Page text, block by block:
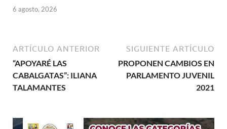
6 agosto, 2026
ARTÍCULO ANTERIOR
“APOYARÉ LAS
CABALGATAS”: ILIANA
TALAMANTES
SIGUIENTE ARTÍCULO
PROPONEN CAMBIOS EN
PARLAMENTO JUVENIL
2021